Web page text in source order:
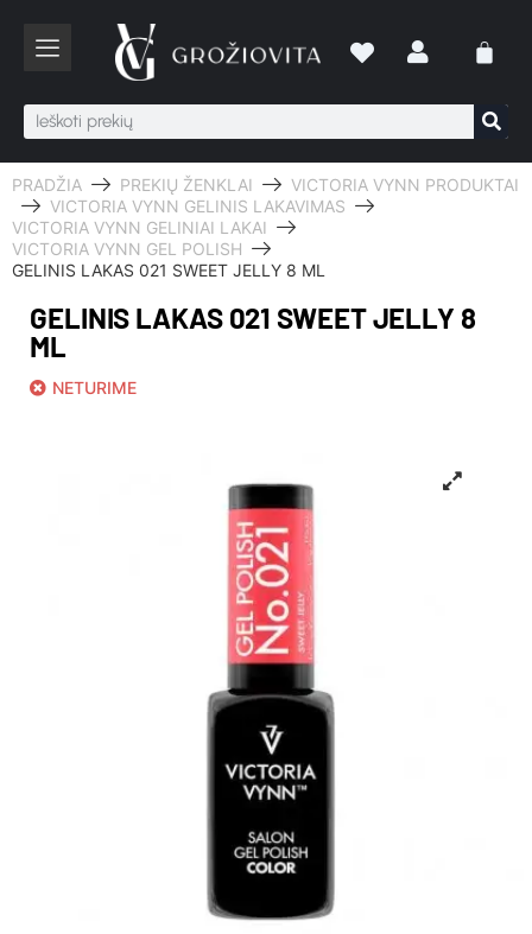
PRADŽIA PREKIŲ ŽENKLAI
VICTORIA VYNN PRODUKTAI
VICTORIA VYNN GELINIS LAKAVIMAS
VICTORIA VYNN GELINIAI LAKAI
VICTORIA VYNN GEL POLISH
GELINIS LAKAS 021 SWEET JELLY 8 ML
GELINIS LAKAS 021 SWEET JELLY 8
ML
NETURIME